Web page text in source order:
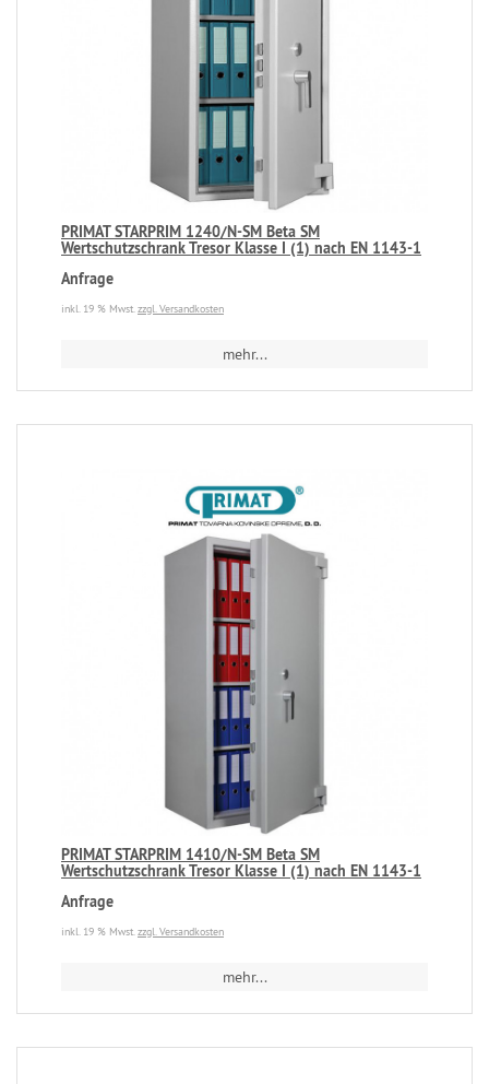
PRIMAT STARPRIM 1240/N-SM Beta SM
Wertschutzschrank Tresor Klasse I (1) nach EN 1143-1
Anfrage
inkl. 19 % Mwst.zzgl. Versandkosten
mehr...
PRIMAT STARPRIM 1410/N-SM Beta SM
Wertschutzschrank Tresor Klasse I (1) nach EN 1143-1
Anfrage
inkl. 19 % Mwst.zzgl. Versandkosten
mehr...